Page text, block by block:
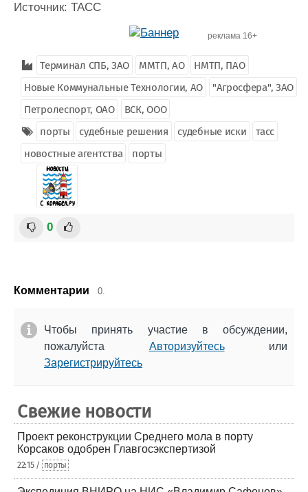
Источник: ТАСС
реклама 16+
Терминал СПБ, ЗАО ММТП, АО
НМТП, ПАО
Новые Коммунальные Технологии, АО
"Агросфера", ЗАО
Петролеспорт, ОАО
ВСК, ООО
порты
судебные решения судебные иски
тасс
новостные агентства
порты
0
Комментарии 0.
Чтобы принять участие в обсуждении,
пожалуйста Авторизуйтесьили
Зарегистрируйтесь
Свежие новости
Проект реконструкции Среднего мола в порту
Корсаков одобрен Главгосэкспертизой
22:15 / порты